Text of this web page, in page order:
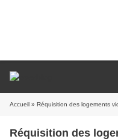
Accueil » Réquisition des logements
Réquisition des